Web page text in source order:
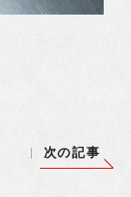
次の記事